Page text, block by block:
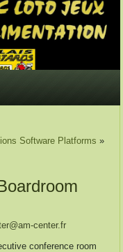
Software Platforms »
center.fr
conference room